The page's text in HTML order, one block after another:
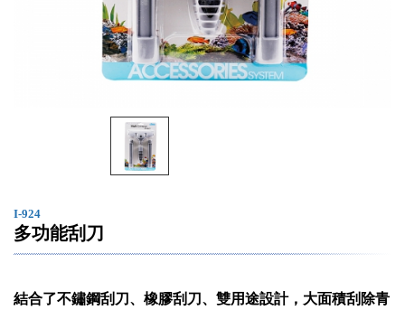
I-924
多功能刮刀
結合了不鏽鋼刮刀、橡膠刮刀、雙用途設計，大面積刮除青